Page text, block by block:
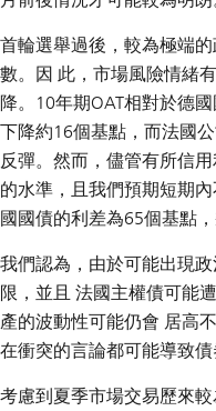
首輪選舉過後，較為極端
數。因 此，市場風險情緒
降。10年期OAT相對於德
下降約16個基點，而法國
反彈。然而，儘管有所信
的水準，且我們預期短期
國國債的利差為65個基點，
我們認為，由於可能出現
限，並且 法國主權債可能
產的波動性可能仍會 居高
在衝突的言論都可能導致債
考慮到夏季市場交易歷來